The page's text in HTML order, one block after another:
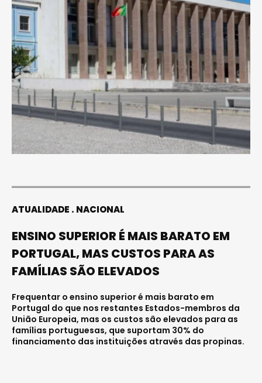
ATUALIDADE NACIONAL
ENSINO SUPERIOR É MAIS BARATO EM
PORTUGAL, MAS CUSTOS PARA AS
FAMÍLIAS SÃO ELEVADOS
Frequentar o ensino superior é mais barato em
Portugal do que nos restantes Estados-membros da
União Europeia, mas os custos são elevados para as
famílias portuguesas, que suportam 30% do
financiamento das instituições através das propinas.